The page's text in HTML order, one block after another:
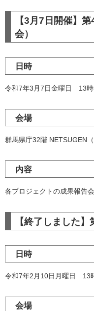
【3月7日開催】
会）
日時
令和7年3月7日金曜日 13
会場
群馬県庁32階 NETSUGEN
内容
各プロジェクトの成果報告会
【終了しました
日時
令和7年2月10日月曜日 13
会場